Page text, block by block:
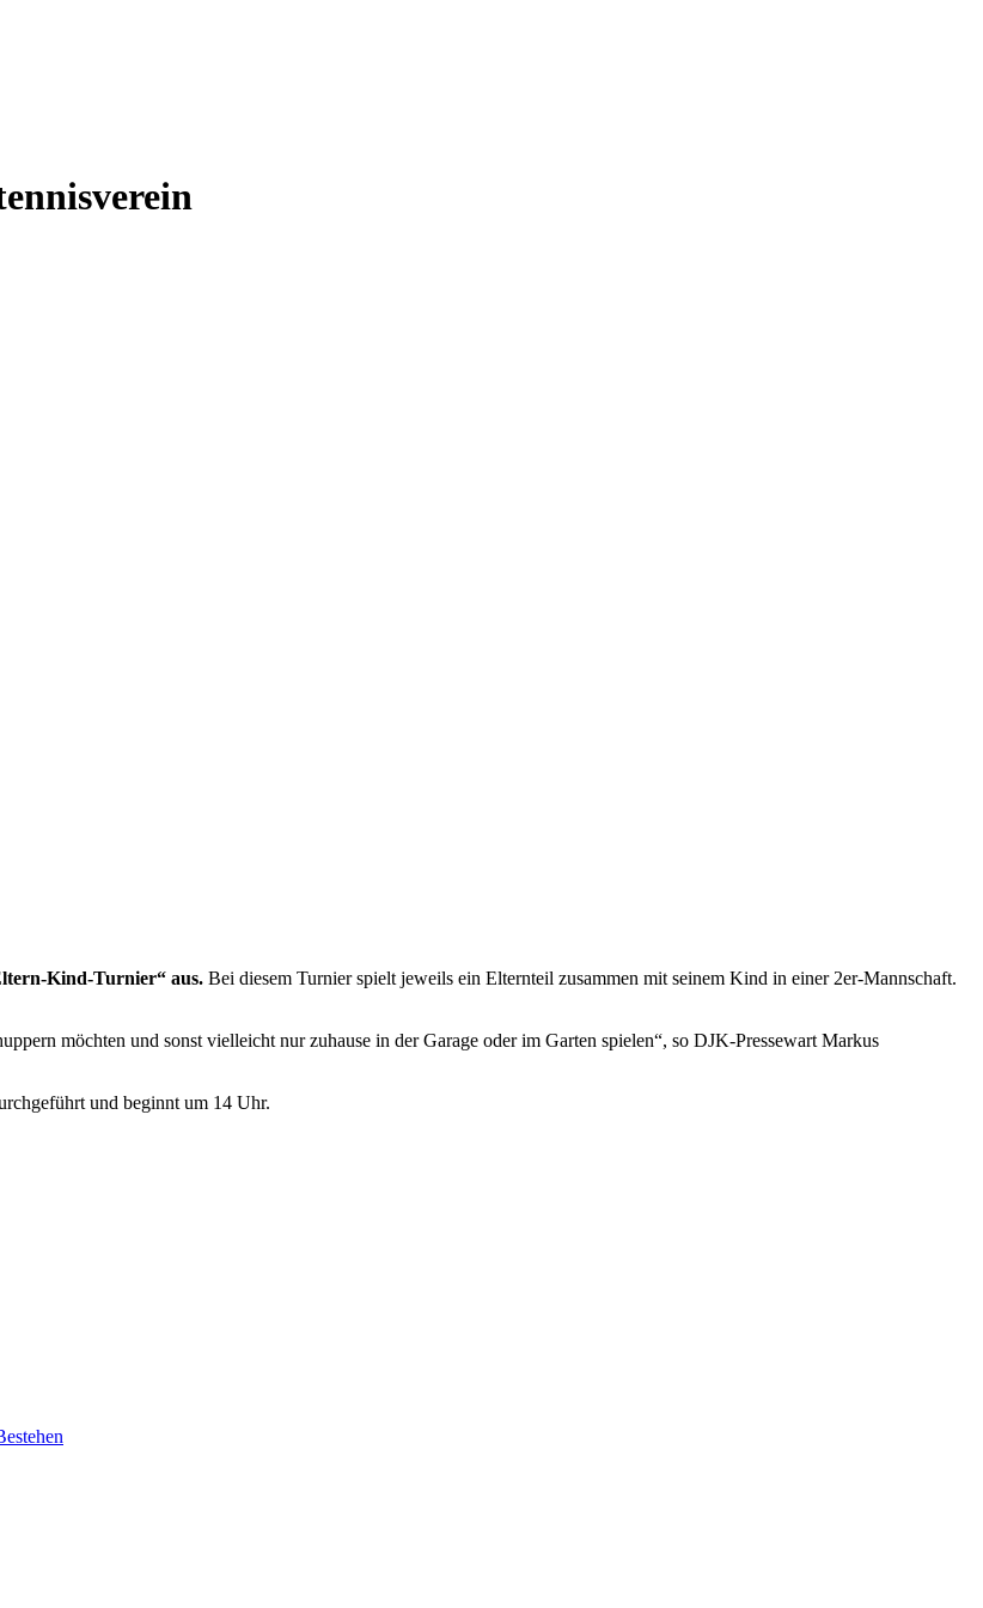
Kind-Turnier“ aus. Bei diesem Turnier spielt jeweils ein Elternteil zusammen mit seinem Kind in einer 2er-Mannschaft.
möchten und sonst vielleicht nur zuhause in der Garage oder im Garten spielen“, so DJK-Pressewart Markus
und beginnt um 14 Uhr.